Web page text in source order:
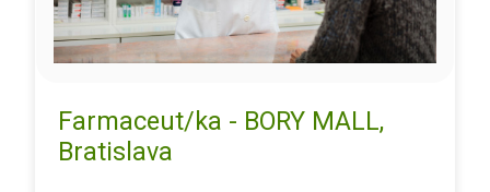
Farmaceut/ka - BORY MALL,
Bratislava